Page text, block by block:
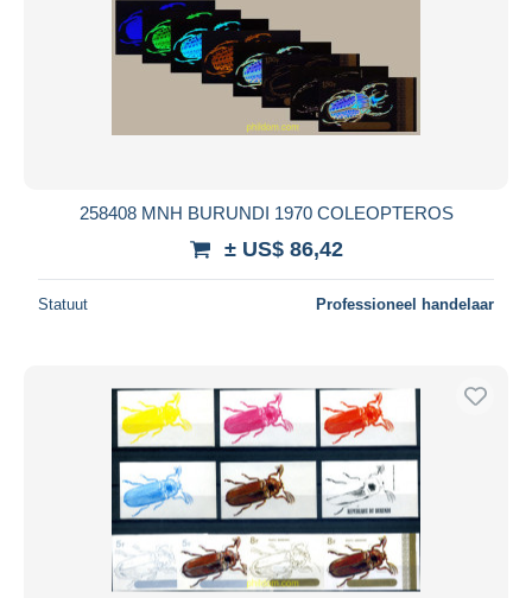
258408 MNH BURUNDI 1970 COLEOPTEROS
± US$ 86,42
Statuut Professioneel handelaar